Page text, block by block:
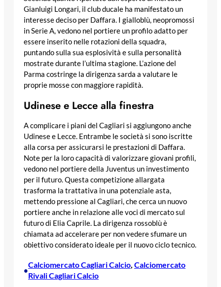
Gianluigi Longari, il club ducale ha manifestato un
interesse deciso per Daffara. I gialloblù, neopromossi
in Serie A, vedono nel portiere un profilo adatto per
essere inserito nelle rotazioni della squadra,
puntando sulla sua esplosività e sulla personalità
mostrate durante l’ultima stagione. L’azione del
Parma costringe la dirigenza sarda a valutare le
proprie mosse con maggiore rapidità.
Udinese e Lecce alla finestra
A complicare i piani del Cagliari si aggiungono anche
Udinese e Lecce. Entrambe le società si sono iscritte
alla corsa per assicurarsi le prestazioni di Daffara.
Note per la loro capacità di valorizzare giovani profili,
vedono nel portiere della Juventus un investimento
per il futuro. Questa competizione allargata
trasforma la trattativa in una potenziale asta,
mettendo pressione al Cagliari, che cerca un nuovo
portiere anche in relazione alle voci di mercato sul
futuro di Elia Caprile. La dirigenza rossoblù è
chiamata ad accelerare per non vedere sfumare un
obiettivo considerato ideale per il nuovo ciclo tecnico.
•
Calciomercato Cagliari Calcio, Calciomercato
Rivali Cagliari Calcio